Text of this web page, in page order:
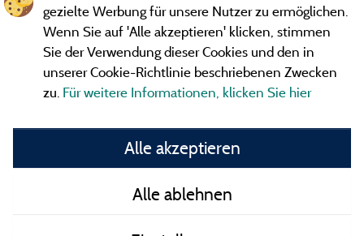
Gesetzliche Bedingungen
Herausgeberinformationen und Adressen
Kontakt
gezielte Werbung für unsere Nutzer zu ermöglichen.
Wenn Sie auf 'Alle akzeptieren' klicken, stimmen
Sie der Verwendung dieser Cookies und den in
unserer Cookie-Richtlinie beschriebenen Zwecken
zu. Für weitere Informationen, klicken Sie hier
Alle akzeptieren
Alle ablehnen